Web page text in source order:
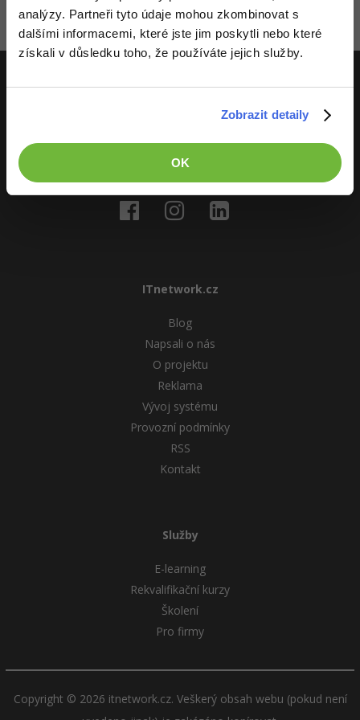
analýzy. Partneři tyto údaje mohou zkombinovat s
dalšími informacemi, které jste jim poskytli nebo které
získali v důsledku toho, že používáte jejich služby.
Zobrazit detaily
OK
Copywriter
Algoritmy -41%
Více
Fórum
Time management
Sítě
Kybernetická bezpečnost
Elektronický podpis
Ostatní
Zatím nikdo nevložil komentář - buď první!
Učíme národ IT
ITnetwork.cz
Blog
Napsali o nás
O projektu
Reklama
Vývoj systému
Provozní podmínky
RSS
Kontakt
Služby
E-learning
Rekvalifikační kurzy
Školení
Pro firmy
Copyright © 2026 itnetwork.cz. Veškerý obsah webu (pokud není